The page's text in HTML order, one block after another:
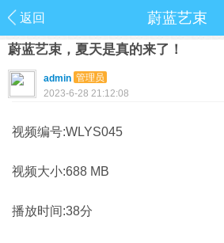
返回 蔚蓝艺束
蔚蓝艺束，夏天是真的来了！
admin 管理员
2023-6-28 21:12:08
视频编号:WLYS045
视频大小:688 MB
播放时间:38分